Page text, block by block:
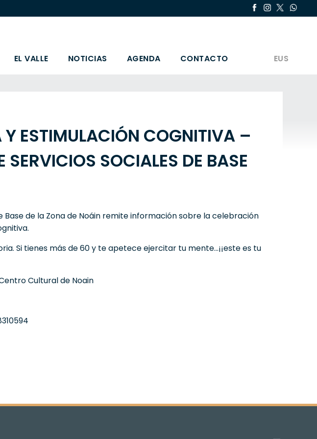
EL VALLE NOTICIAS AGENDA CONTACTO EUS
Y ESTIMULACIÓN COGNITIVA –
SOCIALES DE BASE
Base de la Zona de Noáin remite información sobre la celebración
Si tienes más de 60 y te apetece ejercitar tu mente…¡¡este es tu
Cultural de Noain